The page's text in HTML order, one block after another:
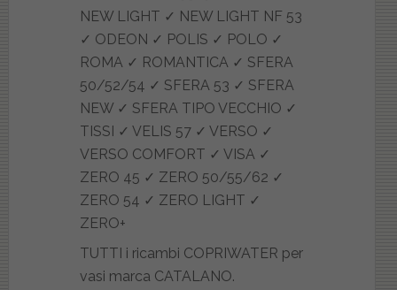
TUTTI i ricambi COPRIWATER per
vasi marca CATALANO.